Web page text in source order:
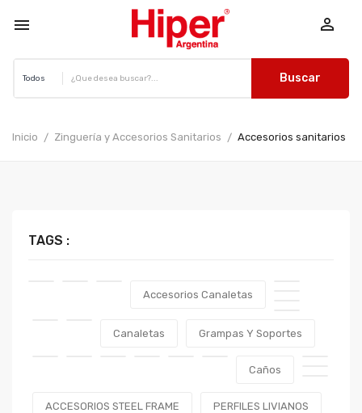
 
Buscar
Inicio Zinguería y Accesorios Sanitarios Accesorios sanitarios
TAGS :
Accesorios Canaletas
Canaletas Grampas Y Soportes
Caños
ACCESORIOS STEEL FRAME PERFILES LIVIANOS